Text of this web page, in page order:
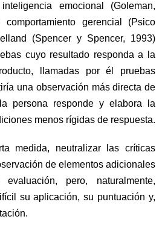
emocional (Goleman,
gerencial (Psico
(Spencer y Spencer, 1993)
cuyo resultado responda a la
llamadas por él pruebas
una observación más directa de
persona responde y elabora la
menos rígidas de respuesta.
medida, neutralizar las críticas
de elementos adicionales
pero, naturalmente,
su aplicación, su puntuación y,